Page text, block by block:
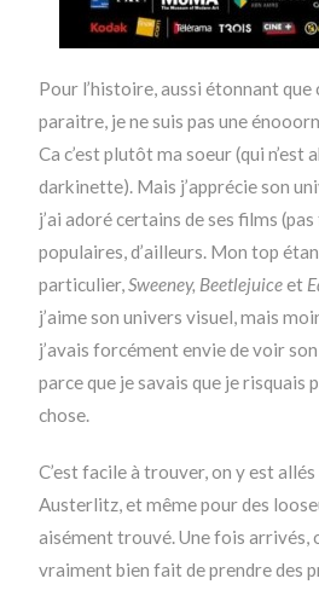
Pour l’histoire, aussi étonnant que
paraitre, je ne suis pas une
Ca c’est plutôt ma soeur (qui n’est
darkinette). Mais j’apprécie son
j’ai adoré certains de ses films
populaires, d’ailleurs. Mon top
particulier,Sweeney, Beetlejuiceet
j’aime son univers visuel, mais
j’avais forcément envie de voir
parce que je savais que je risquais
chose.
C’est facile à trouver, on y est allés
Austerlitz, et même pour des
aisément trouvé. Une fois arrivés,
vraiment bien fait de prendre des